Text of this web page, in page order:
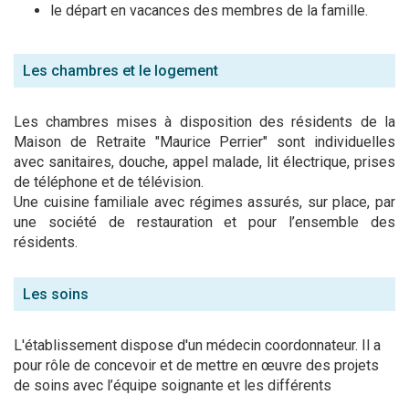
le départ en vacances des membres de la famille.
Les chambres et le logement
Les chambres mises à disposition des résidents de la
Maison de Retraite "Maurice Perrier" sont individuelles
avec sanitaires, douche, appel malade, lit électrique, prises
de téléphone et de télévision.
Une cuisine familiale avec régimes assurés, sur place, par
une société de restauration et pour l’ensemble des
résidents.
Les soins
L'établissement dispose d'un médecin coordonnateur. Il a
pour rôle de concevoir et de mettre en œuvre des projets
de soins avec l’équipe soignante et les différents